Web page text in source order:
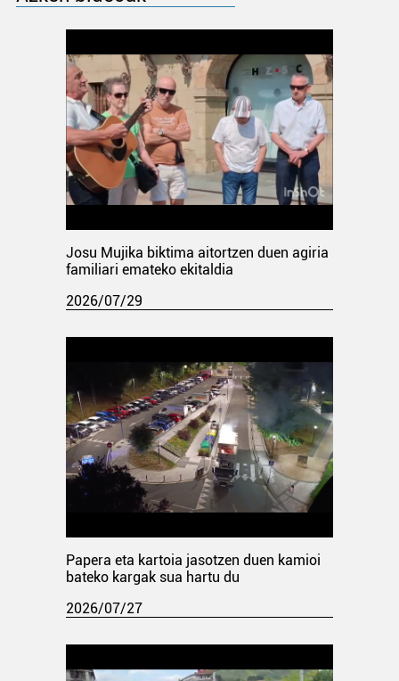
Josu Mujika biktima aitortzen duen agiria
familiari emateko ekitaldia
2026/07/29
Papera eta kartoia jasotzen duen kamioi
bateko kargak sua hartu du
2026/07/27